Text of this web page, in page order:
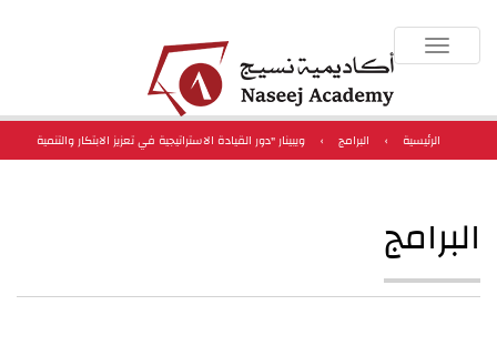
Toggle
navigation
الرئيسية › البرامج ›
ويبينار "دور القيادة الاستراتيجية في تعزيز الابتكار والتنمية
البرامج